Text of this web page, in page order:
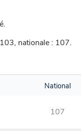
nationale : 107.
National
107